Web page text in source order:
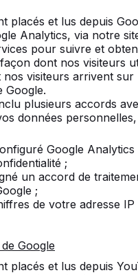
placés et lus depuis
Analytics, via notre
pour suivre et
dont nos visiteurs
nos visiteurs arrivent sur
Google.
plusieurs accords
données personnelles,
Google
;
un accord de
;
de votre adresse IP
Google
placés et lus depuis